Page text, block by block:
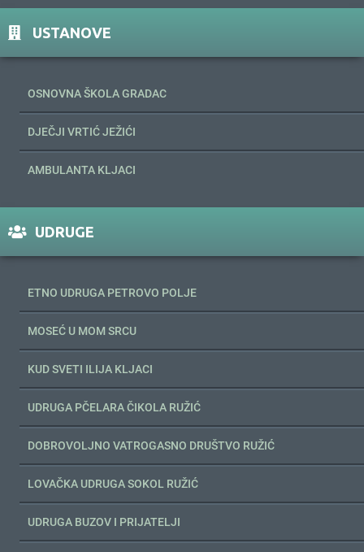
USTANOVE
OSNOVNA ŠKOLA GRADAC
DJEČJI VRTIĆ JEŽIĆI
AMBULANTA KLJACI
UDRUGE
ETNO UDRUGA PETROVO POLJE
MOSEĆ U MOM SRCU
KUD SVETI ILIJA KLJACI
UDRUGA PČELARA ČIKOLA RUŽIĆ
DOBROVOLJNO VATROGASNO DRUŠTVO RUŽIĆ
LOVAČKA UDRUGA SOKOL RUŽIĆ
UDRUGA BUZOV I PRIJATELJI